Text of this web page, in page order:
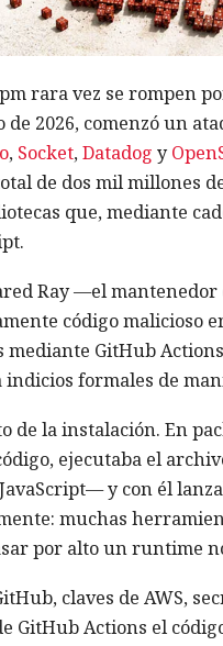
rara vez se rompen
2026, comenzó un
, Socket,Datadog y
de dos mil millones
que, mediante
Ray —el
código malicioso
GitHub
formales de
de la instalación. En
ejecutaba el
y con él
muchas
por alto un runtime
claves de AWS,
GitHub Actions el